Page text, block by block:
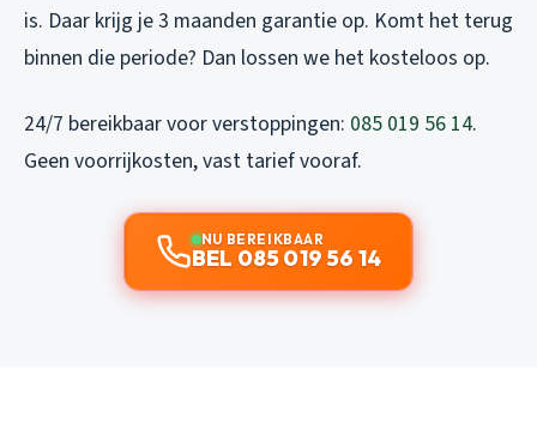
is. Daar krijg je 3 maanden garantie op. Komt het terug
binnen die periode? Dan lossen we het kosteloos op.
24/7 bereikbaar voor verstoppingen: 085 019 56 14.
Geen voorrijkosten, vast tarief vooraf.
NU BEREIKBAAR
BEL 085 019 56 14